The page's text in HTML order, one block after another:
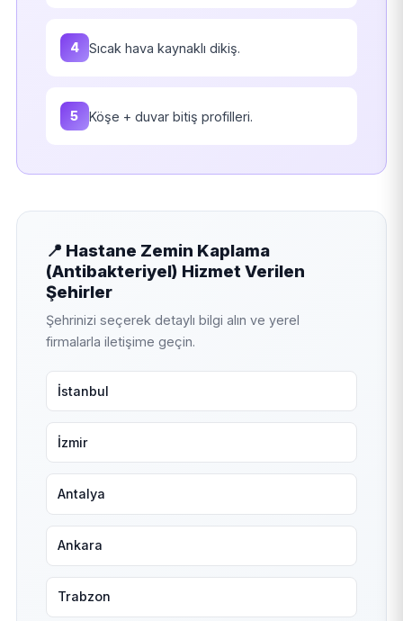
4 Sıcak hava kaynaklı dikiş.
5 Köşe + duvar bitiş profilleri.
📍 Hastane Zemin Kaplama
(Antibakteriyel) Hizmet Verilen
Şehirler
Şehrinizi seçerek detaylı bilgi alın ve yerel
firmalarla iletişime geçin.
İstanbul
İzmir
Antalya
Ankara
Trabzon